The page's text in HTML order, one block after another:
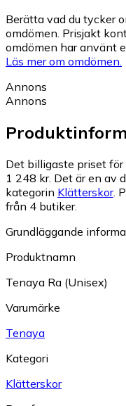
Berätta vad du tycker
omdömen. Prisjakt
omdömen har använt
Läs mer om omdömen.
Annons
Annons
Det billigaste priset för
1 248 kr. Det är en av
kategorin Klätterskor.
från 4 butiker.
Grundläggande
Produktnamn
Tenaya Ra (Unisex)
Varumärke
Tenaya
Kategori
Klätterskor